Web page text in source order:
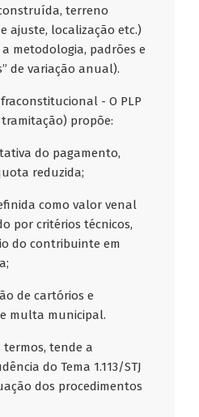
terreno
ajuste, localização etc.)
metodologia, padrões e
de variação anual).
- O PLP
propõe:
do pagamento,
reduzida;
como valor venal
por critérios técnicos,
do contribuinte em
de cartórios e
multa municipal.
termos, tende a
do Tema 1.113/STJ
dos procedimentos